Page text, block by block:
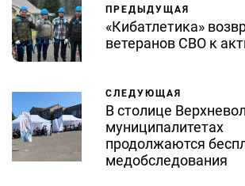
ПРЕДЫДУЩАЯ
«Кибатлетика»
ветеранов СВО к
СЛЕДУЮЩАЯ
В столице
муниципалитетах
продолжаются
медобследования